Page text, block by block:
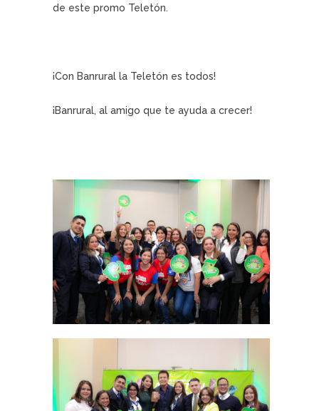
de este promo Teletón.
¡Con Banrural la Teletón es todos!
¡Banrural, al amigo que te ayuda a crecer!